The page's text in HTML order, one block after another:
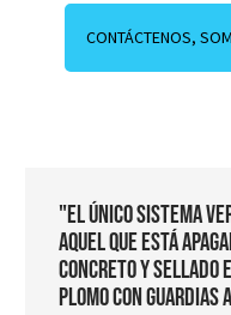
CONTÁCTENOS,
"El único sistema
aquel que está
concreto y sellado
plomo con guardias